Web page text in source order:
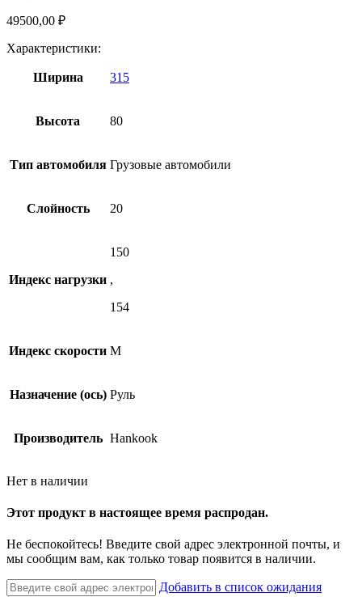
49500,00 ₽
Характеристики:
Ширина 315
Высота 80
Тип автомобиля Грузовые автомобили
Слойность 20
Индекс нагрузки
150
,
154
Индекс скорости M
Назначение (ось) Руль
Производитель Hankook
Нет в наличии
Этот продукт в настоящее время распродан.
Не беспокойтесь! Введите свой адрес электронной почты, и
мы сообщим вам, как только товар появится в наличии.
Добавить в список ожидания